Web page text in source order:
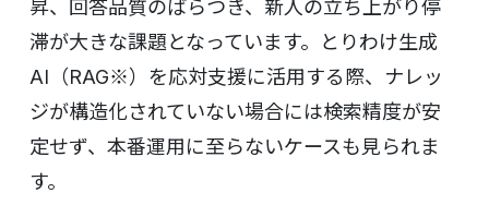
昇、回答品質のばらつき、新人の立ち上がり停
滞が大きな課題となっています。とりわけ生成
AI（RAG※）を応対支援に活用する際、ナレッ
ジが構造化されていない場合には検索精度が安
定せず、本番運用に至らないケースも見られま
す。